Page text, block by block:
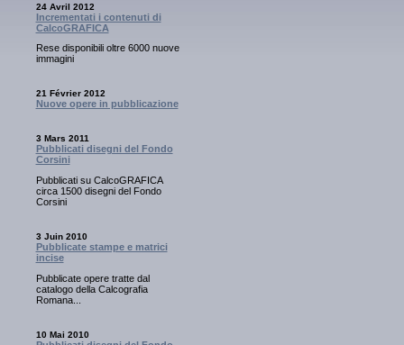
24 Avril 2012
Incrementati i contenuti di
CalcoGRAFICA
Rese disponibili oltre 6000 nuove
immagini
21 Février 2012
Nuove opere in pubblicazione
3 Mars 2011
Pubblicati disegni del Fondo
Corsini
Pubblicati su CalcoGRAFICA
circa 1500 disegni del Fondo
Corsini
3 Juin 2010
Pubblicate stampe e matrici
incise
Pubblicate opere tratte dal
catalogo della Calcografia
Romana...
10 Mai 2010